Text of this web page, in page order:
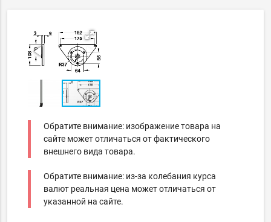
Обратите внимание: изображение товара на
сайте может отличаться от фактического
внешнего вида товара.
Обратите внимание: из-за колебания курса
валют реальная цена может отличаться от
указанной на сайте.